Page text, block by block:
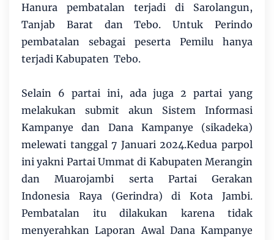
Hanura pembatalan terjadi di Sarolangun,
Tanjab Barat dan Tebo. Untuk Perindo
pembatalan sebagai peserta Pemilu hanya
terjadi Kabupaten Tebo.
Selain 6 partai ini, ada juga 2 partai yang
melakukan submit akun Sistem Informasi
Kampanye dan Dana Kampanye (sikadeka)
melewati tanggal 7 Januari 2024.Kedua parpol
ini yakni Partai Ummat di Kabupaten Merangin
dan Muarojambi serta Partai Gerakan
Indonesia Raya (Gerindra) di Kota Jambi.
Pembatalan itu dilakukan karena tidak
menyerahkan Laporan Awal Dana Kampanye